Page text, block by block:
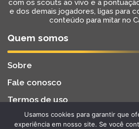
com os scouts ao vivo e a
e dos demais jogadores, ligas para
conteúdo para mitar no
Quem somos
Sobre
Fale conosco
Termos de uso
2022 - Todos os Direitos Reservados
Usamos cookies para garantir que
experiência em nosso site. Se você